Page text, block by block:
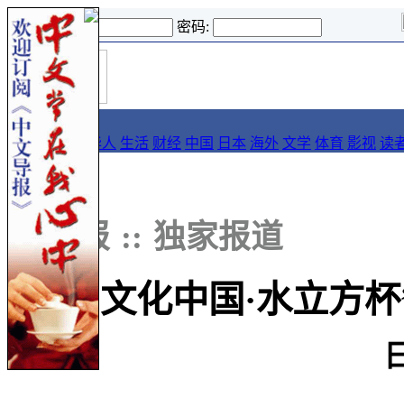
登录名: 密码:
首
页
导报
要闻 论坛 华人 生活 财经 中国 日本 海外 文学 体育 影视 读
::导报 :: 独家报道
“文化中国·水立方